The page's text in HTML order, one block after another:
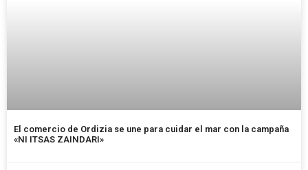
El comercio de Ordizia se une para cuidar el mar con la campaña
«NI ITSAS ZAINDARI»